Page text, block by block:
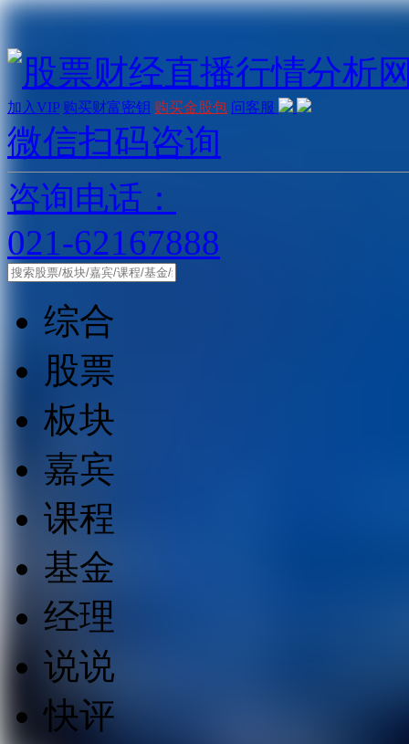
加入VIP 购买财富密钥 购买金股包 问客服
微信扫码咨询
咨询电话：
021-62167888
综合
股票
板块
嘉宾
课程
基金
经理
说说
快评